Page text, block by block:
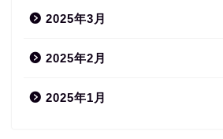
2025年3月
2025年2月
2025年1月